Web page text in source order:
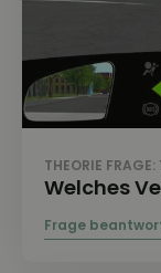
THEORIE
Welches